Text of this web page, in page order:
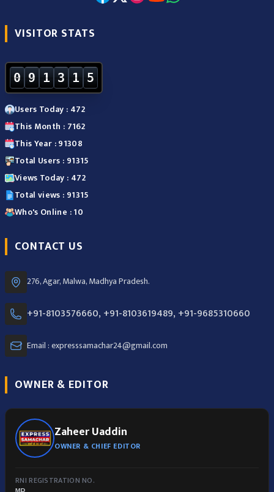
VISITOR STATS
0 9 1 3 1 5
Users Today : 472
This Month : 7162
This Year : 91308
Total Users : 91315
Views Today : 472
Total views : 91315
Who's Online : 10
CONTACT US
276, Agar, Malwa, Madhya Pradesh.
+91-8103576660, +91-8103619489, +91-9685310660
Email : expresssamachar24@gmail.com
OWNER & EDITOR
Zaheer Uaddin
OWNER & CHIEF EDITOR
RNI REGISTRATION NO.